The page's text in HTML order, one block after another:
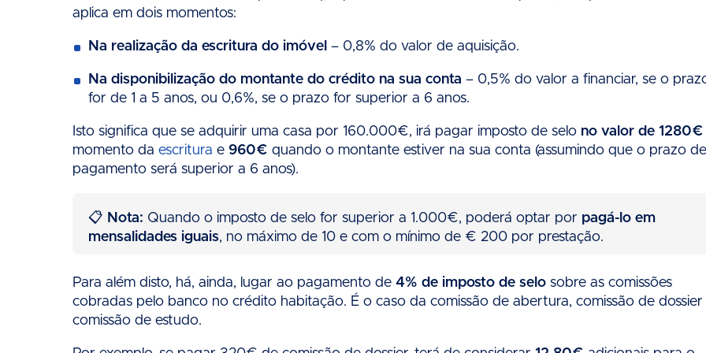
aplica em dois momentos:
Na realização da escritura do imóvel – 0,8% do valor de aquisição.
Na disponibilização do montante do crédito na sua conta – 0,5% do valor a financiar, se o
for de 1 a 5 anos, ou 0,6%, se o prazo for superior a 6 anos.
Isto significa que se adquirir uma casa por 160.000€, irá pagar imposto de selo no valor de 1280€
momento da escritura e 960€ quando o montante estiver na sua conta (assumindo que o prazo de
pagamento será superior a 6 anos).
📋 Nota: Quando o imposto de selo for superior a 1.000€, poderá optar por pagá-lo em
mensalidades iguais, no máximo de 10 e com o mínimo de € 200 por prestação.
Para além disto, há, ainda, lugar ao pagamento de 4% de imposto de selo sobre as comissões
cobradas pelo banco no crédito habitação. É o caso da comissão de abertura, comissão de dossier
comissão de estudo.